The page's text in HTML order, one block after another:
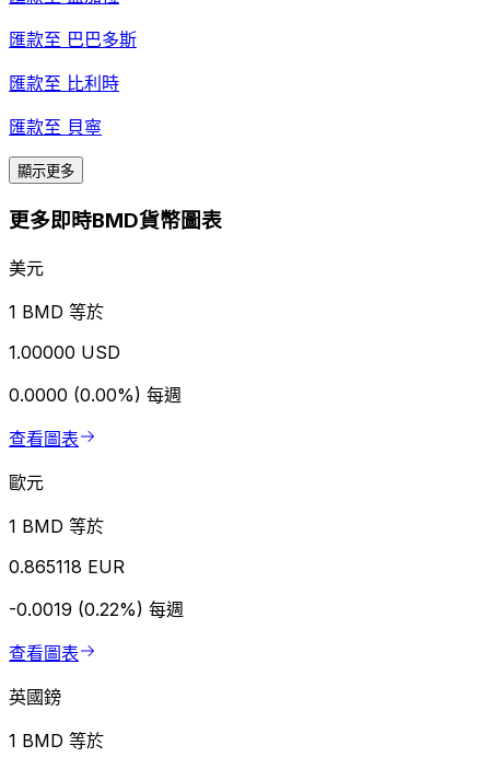
匯款至 巴巴多斯
匯款至 比利時
匯款至 貝寧
顯示更多
更多即時BMD貨幣圖表
美元
1 BMD 等於
1.00000 USD
0.0000 (0.00%) 每週
查看圖表
歐元
1 BMD 等於
0.865118 EUR
-0.0019 (0.22%) 每週
查看圖表
英國鎊
1 BMD 等於